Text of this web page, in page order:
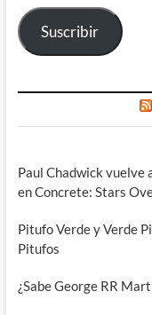
electrónico
Suscribir
Paul Chadwick vuelve
en Concrete: Stars
Pitufo Verde y Verde
Pitufos
¿Sabe George RR